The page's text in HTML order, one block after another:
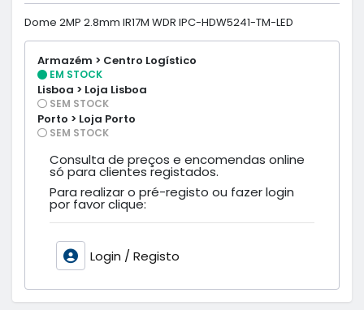
Dome 2MP 2.8mm IR17M WDR IPC-HDW5241-TM-LED
Armazém > Centro Logístico
EM STOCK
Lisboa > Loja Lisboa
SEM STOCK
Porto > Loja Porto
SEM STOCK
Consulta de preços e encomendas online
só para clientes registados.
Para realizar o pré-registo ou fazer login
por favor clique:
Login / Registo